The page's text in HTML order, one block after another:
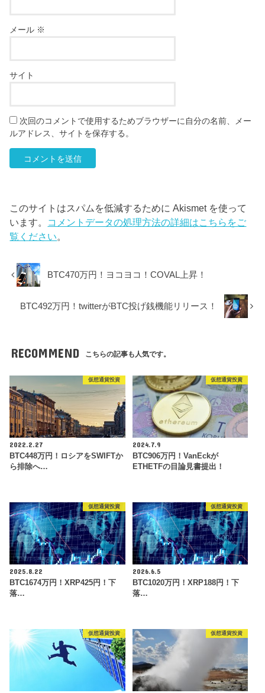
メール ※
サイト
次回のコメントで使用するためブラウザーに自分の名前、メー
ルアドレス、サイトを保存する。
このサイトはスパムを低減するために Akismet を使って
います。 コメントデータの処理方法の詳細はこちらをご
覧ください。
BTC470万円！ヨコヨコ！COVAL上昇！
BTC492万円！twitterがBTC投げ銭機能リリース！
RECOMMEND こちらの記事も人気です。
仮想通貨投資
2022.2.27
BTC448万円！ロシアをSWIFTか
ら排除へ…
仮想通貨投資
2024.7.9
BTC906万円！VanEckが
ETHETFの目論見書提出！
仮想通貨投資
2025.8.22
BTC1674万円！XRP425円！下
落…
仮想通貨投資
2026.6.5
BTC1020万円！XRP188円！下
落…
仮想通貨投資 仮想通貨投資